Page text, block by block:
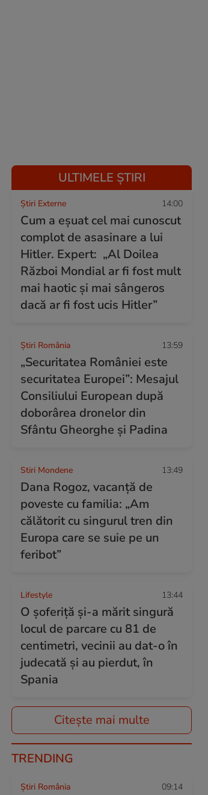
ULTIMELE ȘTIRI
Știri Externe 14:00
Cum a eșuat cel mai cunoscut
complot de asasinare a lui
Hitler. Expert: „Al Doilea
Război Mondial ar fi fost mult
mai haotic și mai sângeros
dacă ar fi fost ucis Hitler”
Știri România 13:59
„Securitatea României este
securitatea Europei”: Mesajul
Consiliului European după
doborârea dronelor din
Sfântu Gheorghe și Padina
Stiri Mondene 13:49
Dana Rogoz, vacanță de
poveste cu familia: „Am
călătorit cu singurul tren din
Europa care se suie pe un
feribot”
Lifestyle 13:44
O șoferiță și-a mărit singură
locul de parcare cu 81 de
centimetri, vecinii au dat-o în
judecată și au pierdut, în
Spania
Citește mai multe
TRENDING
Știri România 09:14